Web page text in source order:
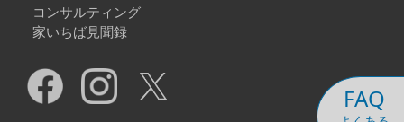
FAQ
コンサルティング
家いちば見聞録